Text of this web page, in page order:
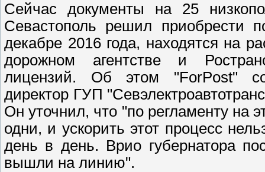
Сейчас документы на 25
Севастополь решил приобрести
декабре 2016 года, находятся на
дорожном агентстве и
лицензий. Об этом "ForPost"
директор ГУП
Он уточнил, что "по регламенту на
одни, и ускорить этот процесс
день в день. Врио губернатора
вышли на линию".